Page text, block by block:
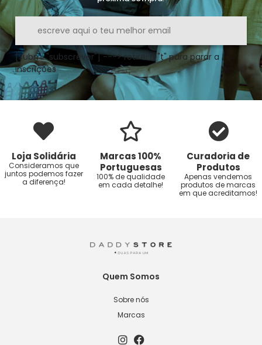
[submi "subscrever"] ---> retirei o "t" para parar a
inscrições
Loja Solidária
Consideramos que
juntos podemos fazer
a diferença!
Marcas 100%
Portuguesas
100% de qualidade
em cada detalhe!
Curadoria de
Produtos
Apenas vendemos
produtos de marcas
em que acreditamos!
Quem Somos
Sobre nós
Marcas